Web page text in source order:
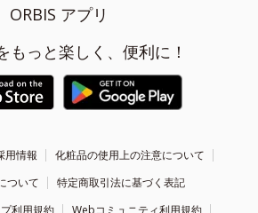
ORBIS アプリ
もっと楽しく、便利に！
用情報
化粧品の使用上の注意について
ついて
特定商取引法に基づく表記